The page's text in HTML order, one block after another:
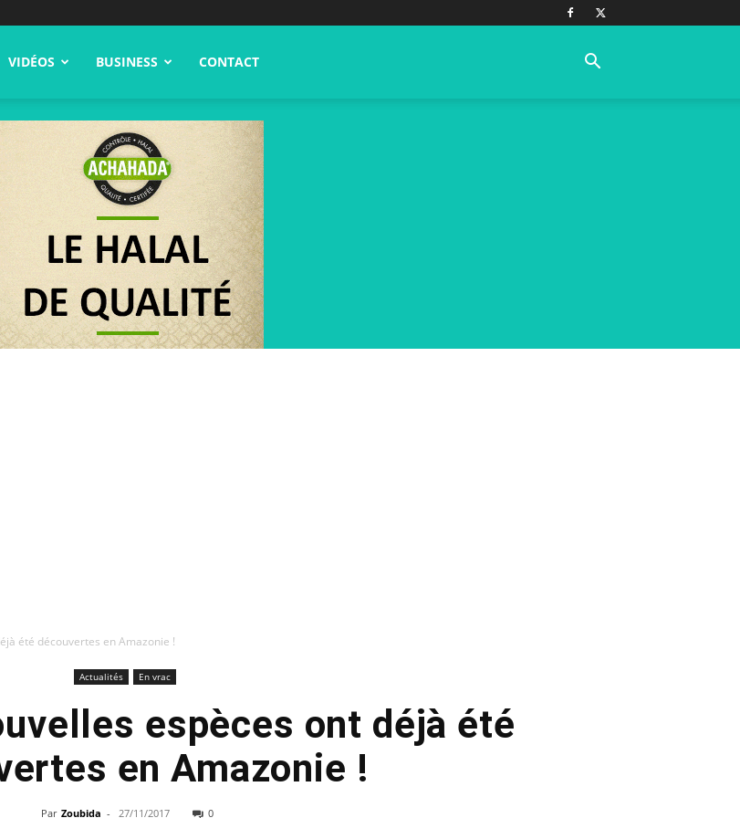
VIDÉOS BUSINESS CONTACT
été découvertes en Amazonie !
Actualités En vrac
espèces ont déjà été
en Amazonie !
Par Zoubida - 27/11/2017 0